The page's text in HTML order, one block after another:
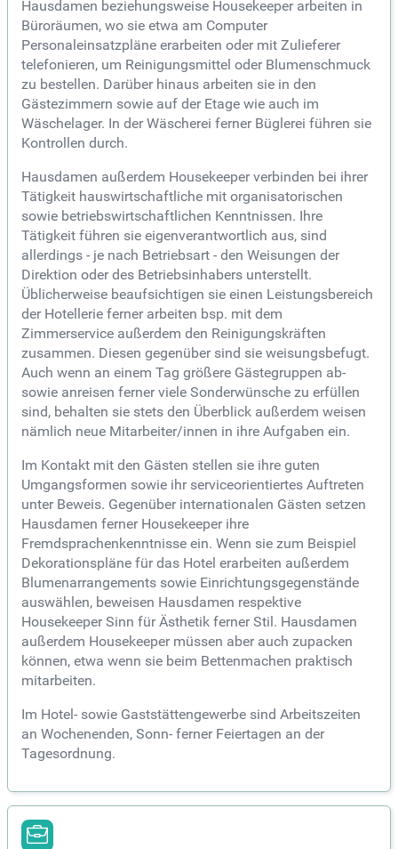
Hausdamen beziehungsweise Housekeeper arbeiten in
Büroräumen, wo sie etwa am Computer
Personaleinsatzpläne erarbeiten oder mit Zulieferer
telefonieren, um Reinigungsmittel oder Blumenschmuck
zu bestellen. Darüber hinaus arbeiten sie in den
Gästezimmern sowie auf der Etage wie auch im
Wäschelager. In der Wäscherei ferner Büglerei führen sie
Kontrollen durch.
Hausdamen außerdem Housekeeper verbinden bei ihrer
Tätigkeit hauswirtschaftliche mit organisatorischen
sowie betriebswirtschaftlichen Kenntnissen. Ihre
Tätigkeit führen sie eigenverantwortlich aus, sind
allerdings - je nach Betriebsart - den Weisungen der
Direktion oder des Betriebsinhabers unterstellt.
Üblicherweise beaufsichtigen sie einen Leistungsbereich
der Hotellerie ferner arbeiten bsp. mit dem
Zimmerservice außerdem den Reinigungskräften
zusammen. Diesen gegenüber sind sie weisungsbefugt.
Auch wenn an einem Tag größere Gästegruppen ab-
sowie anreisen ferner viele Sonderwünsche zu erfüllen
sind, behalten sie stets den Überblick außerdem weisen
nämlich neue Mitarbeiter/innen in ihre Aufgaben ein.
Im Kontakt mit den Gästen stellen sie ihre guten
Umgangsformen sowie ihr serviceorientiertes Auftreten
unter Beweis. Gegenüber internationalen Gästen setzen
Hausdamen ferner Housekeeper ihre
Fremdsprachenkenntnisse ein. Wenn sie zum Beispiel
Dekorationspläne für das Hotel erarbeiten außerdem
Blumenarrangements sowie Einrichtungsgegenstände
auswählen, beweisen Hausdamen respektive
Housekeeper Sinn für Ästhetik ferner Stil. Hausdamen
außerdem Housekeeper müssen aber auch zupacken
können, etwa wenn sie beim Bettenmachen praktisch
mitarbeiten.
Im Hotel- sowie Gaststättengewerbe sind Arbeitszeiten
an Wochenenden, Sonn- ferner Feiertagen an der
Tagesordnung.